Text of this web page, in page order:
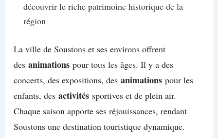
découvrir le riche patrimoine historique de la
région
La ville de Soustons et ses environs offrent
des animationspour tous les âges. Il y a des
concerts, des expositions, des animationspour les
enfants, des activitéssportives et de plein air.
Chaque saison apporte ses réjouissances, rendant
Soustons une destination touristique dynamique.